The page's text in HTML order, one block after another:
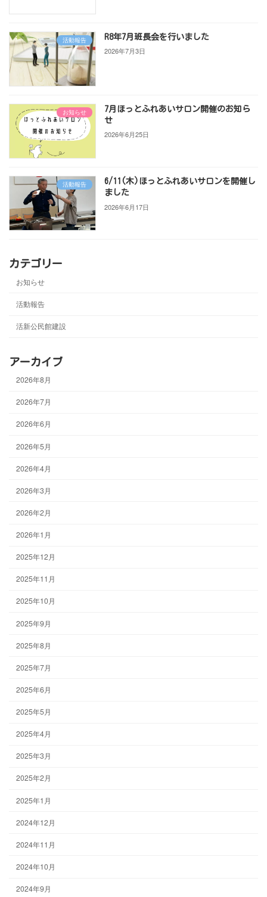
活動報告 R8年7月班長会を行いました
2026年7月3日
お知らせ
7月ほっとふれあいサロン開催のお知ら
せ
2026年6月25日
活動報告
6/11(木)ほっとふれあいサロンを開催し
ました
2026年6月17日
カテゴリー
お知らせ
活動報告
活新公民館建設
アーカイブ
2026年8月
2026年7月
2026年6月
2026年5月
2026年4月
2026年3月
2026年2月
2026年1月
2025年12月
2025年11月
2025年10月
2025年9月
2025年8月
2025年7月
2025年6月
2025年5月
2025年4月
2025年3月
2025年2月
2025年1月
2024年12月
2024年11月
2024年10月
2024年9月